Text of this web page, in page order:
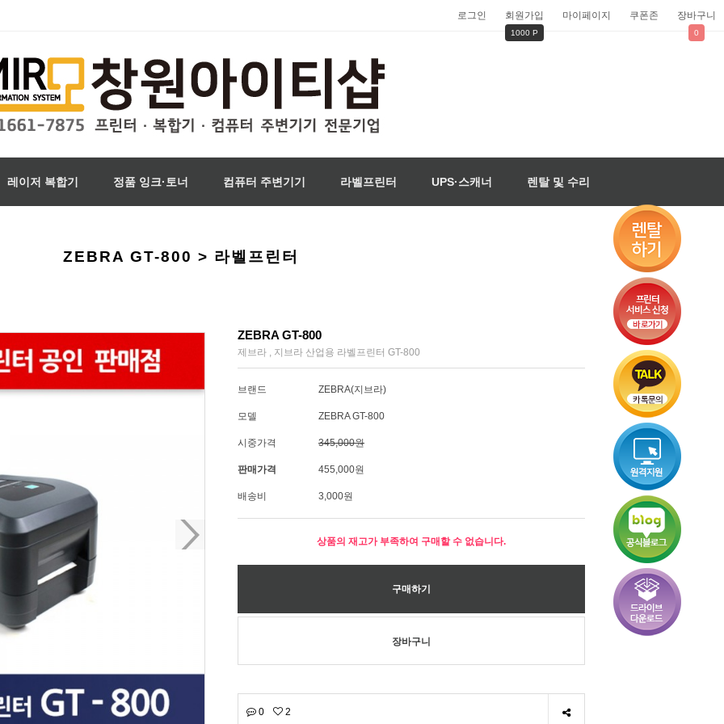
로그인 회원가입
1000 P
마이페이지 쿠폰존 장바구니
0
레이저 복합기 정품 잉크·토너 컴퓨터 주변기기 라벨프린터 UPS·스캐너 렌탈 및 수리
ZEBRA GT-800 > 라벨프린터
ZEBRA GT-800
제브라 , 지브라 산업용 라벨프린터 GT-800
브랜드 ZEBRA(지브라)
모델 ZEBRA GT-800
시중가격 345,000원
판매가격 455,000원
배송비 3,000원
상품의 재고가 부족하여 구매할 수 없습니다.
0 2